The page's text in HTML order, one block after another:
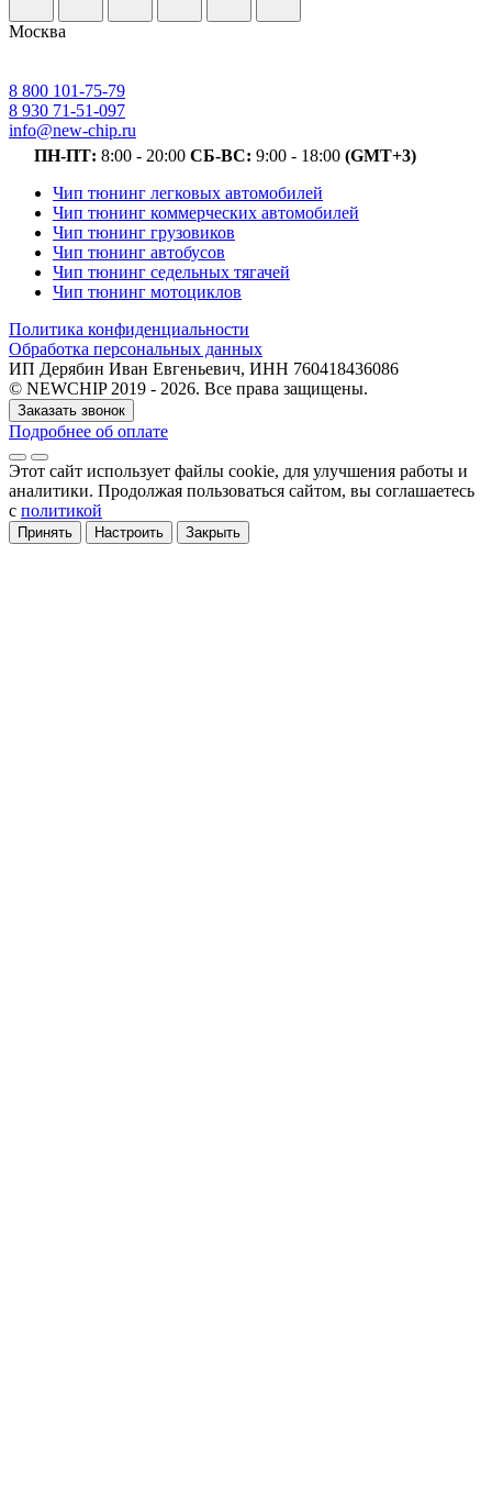
Москва
8 800 101-75-79
8 930 71-51-097
info@new-chip.ru
ПН-ПТ: 8:00 - 20:00 СБ-ВС: 9:00 - 18:00 (GMT+3)
Чип тюнинг легковых автомобилей
Чип тюнинг коммерческих автомобилей
Чип тюнинг грузовиков
Чип тюнинг автобусов
Чип тюнинг седельных тягачей
Чип тюнинг мотоциклов
Политика конфиденциальности
Обработка персональных данных
ИП Дерябин Иван Евгеньевич, ИНН 760418436086
© NEWCHIP 2019 - 2026. Все права защищены.
Заказать звонок
Подробнее об оплате
Этот сайт использует файлы cookie, для улучшения работы и
аналитики. Продолжая пользоваться сайтом, вы соглашаетесь
с политикой
Принять Настроить Закрыть